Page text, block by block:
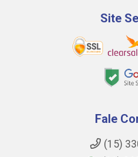
Site
Fale
(15)